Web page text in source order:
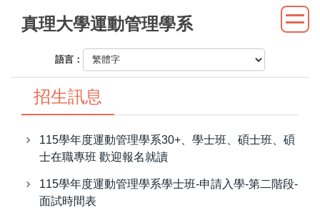
內
真理大學運動管理學系
語言：
招生訊息
115學年度運動管理學系30+、學士班、碩士班、碩
士在職專班 歡迎報名就讀
115學年度運動管理學系學士班-申請入學-第二階段-
面試時間表